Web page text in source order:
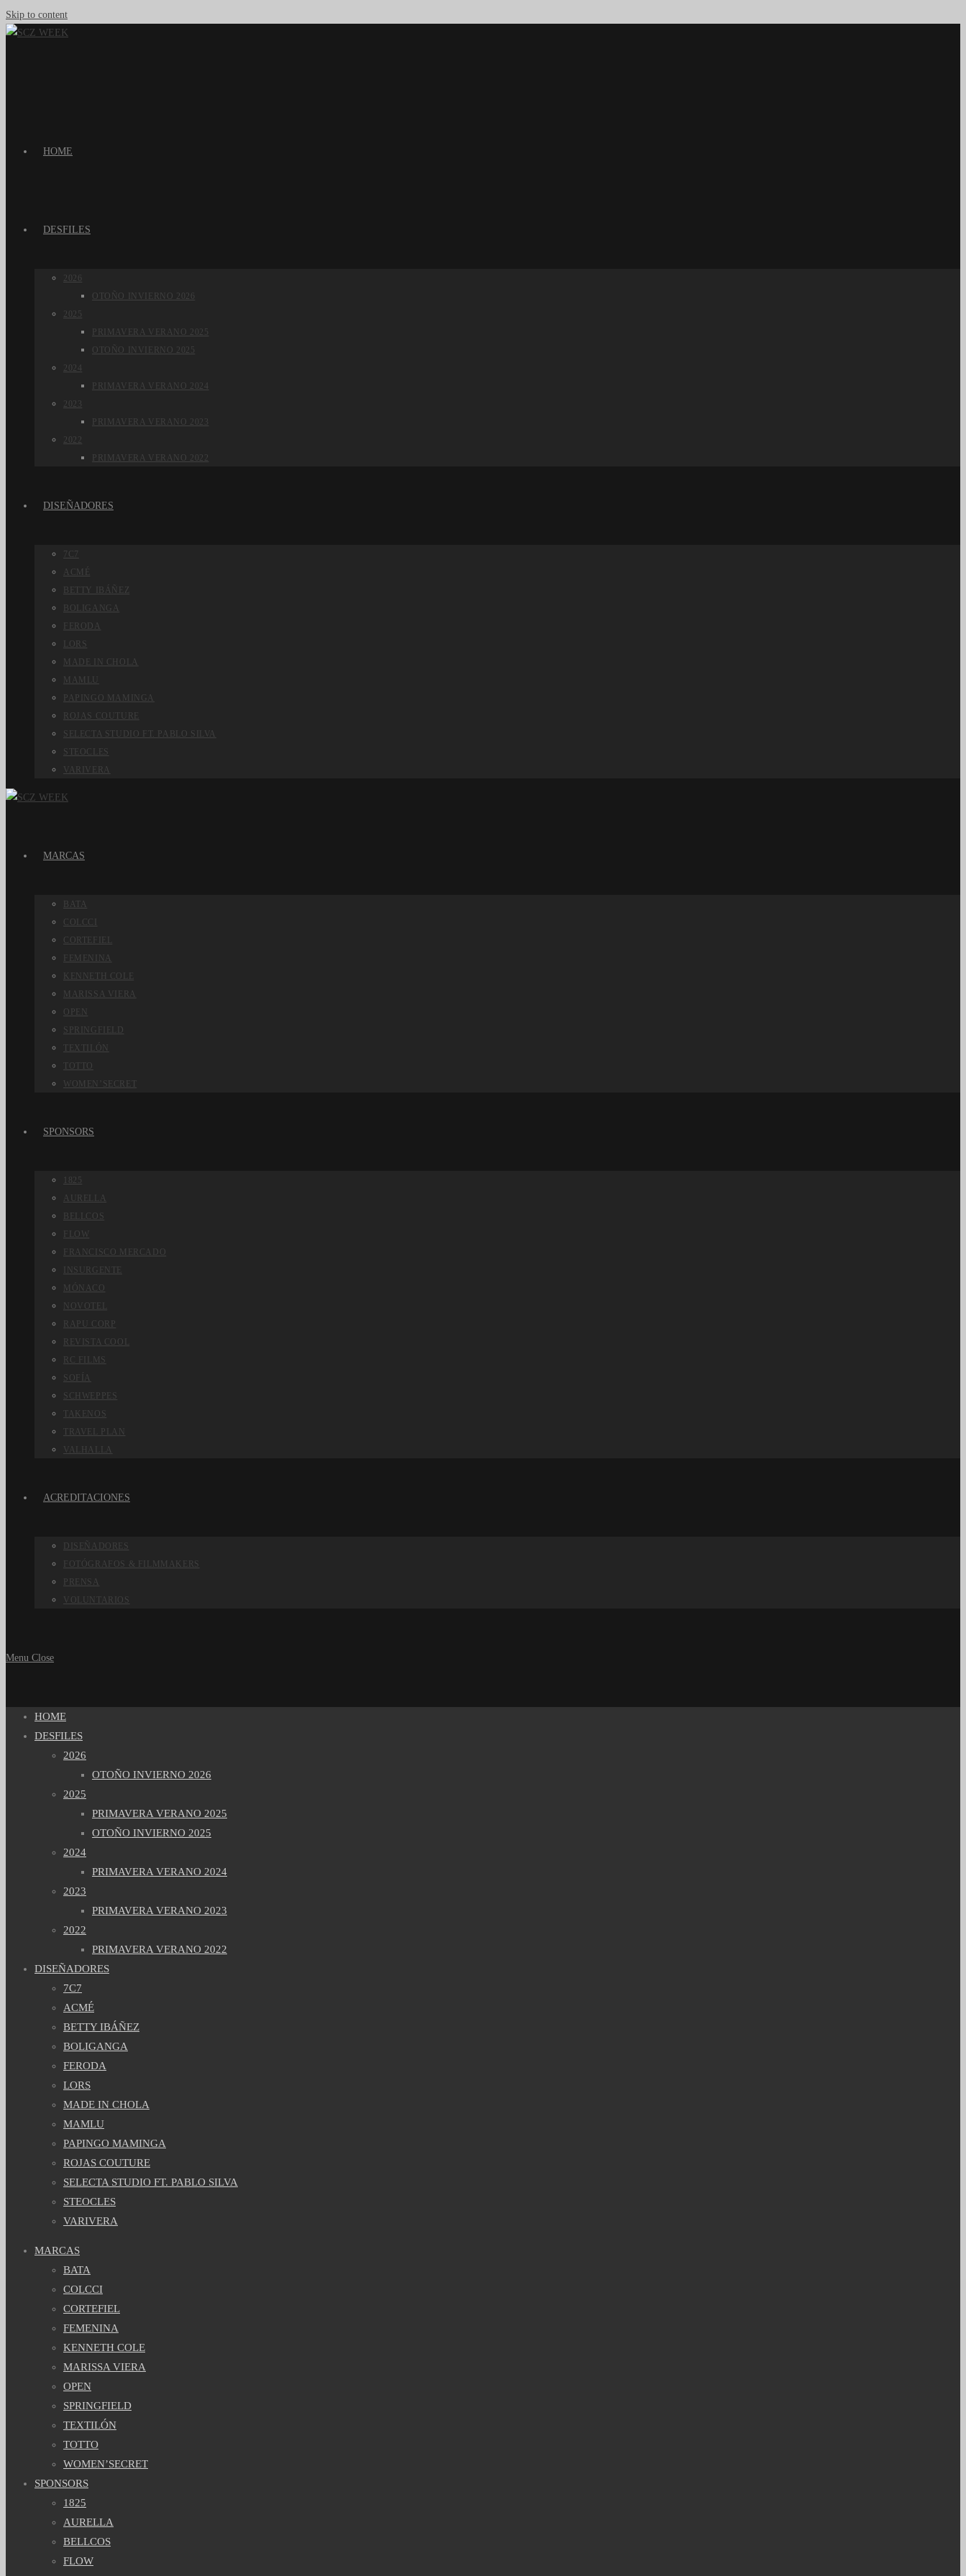
Skip to content
HOME
DESFILES
2026
OTOÑO INVIERNO 2026
2025
PRIMAVERA VERANO 2025
OTOÑO INVIERNO 2025
2024
PRIMAVERA VERANO 2024
2023
PRIMAVERA VERANO 2023
2022
PRIMAVERA VERANO 2022
DISEÑADORES
7C7
ACMÉ
BETTY IBÁÑEZ
BOLIGANGA
FERODA
LORS
MADE IN CHOLA
MAMLU
PAPINGO MAMINGA
ROJAS COUTURE
SELECTA STUDIO FT. PABLO SILVA
STEOCLES
VARIVERA
MARCAS
BATA
COLCCI
CORTEFIEL
FEMENINA
KENNETH COLE
MARISSA VIERA
OPEN
SPRINGFIELD
TEXTILÓN
TOTTO
WOMEN’SECRET
SPONSORS
1825
AURELLA
BELLCOS
FLOW
FRANCISCO MERCADO
INSURGENTE
MÓNACO
NOVOTEL
RAPU CORP
REVISTA COOL
RC FILMS
SOFÍA
SCHWEPPES
TAKENOS
TRAVEL PLAN
VALHALLA
ACREDITACIONES
DISEÑADORES
FOTÓGRAFOS & FILMMAKERS
PRENSA
VOLUNTARIOS
Menu Close
HOME
DESFILES
2026
OTOÑO INVIERNO 2026
2025
PRIMAVERA VERANO 2025
OTOÑO INVIERNO 2025
2024
PRIMAVERA VERANO 2024
2023
PRIMAVERA VERANO 2023
2022
PRIMAVERA VERANO 2022
DISEÑADORES
7C7
ACMÉ
BETTY IBÁÑEZ
BOLIGANGA
FERODA
LORS
MADE IN CHOLA
MAMLU
PAPINGO MAMINGA
ROJAS COUTURE
SELECTA STUDIO FT. PABLO SILVA
STEOCLES
VARIVERA
MARCAS
BATA
COLCCI
CORTEFIEL
FEMENINA
KENNETH COLE
MARISSA VIERA
OPEN
SPRINGFIELD
TEXTILÓN
TOTTO
WOMEN’SECRET
SPONSORS
1825
AURELLA
BELLCOS
FLOW